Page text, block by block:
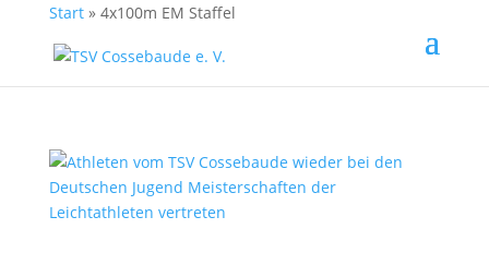
Start» 4x100m EM Staffel